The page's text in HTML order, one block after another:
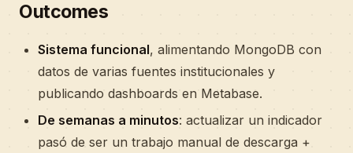
Outcomes
Sistema funcional, alimentando MongoDB con
datos de varias fuentes institucionales y
publicando dashboards en Metabase.
De semanas a minutos: actualizar un indicador
pasó de ser un trabajo manual de descarga +